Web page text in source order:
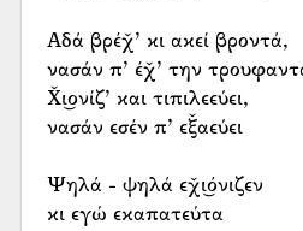
Αδά βρέχ̌’ κι ακεί βροντά,
νασάν π’ έχ̌’ την
Χ̌ι͜ονίζ’ και τιπιλεεύει,
νασάν εσέν π’ εξ̌αεύει
Ψηλά - ψηλά εχ̌ι͜όνιζεν
κι εγώ εκαπατεύτα